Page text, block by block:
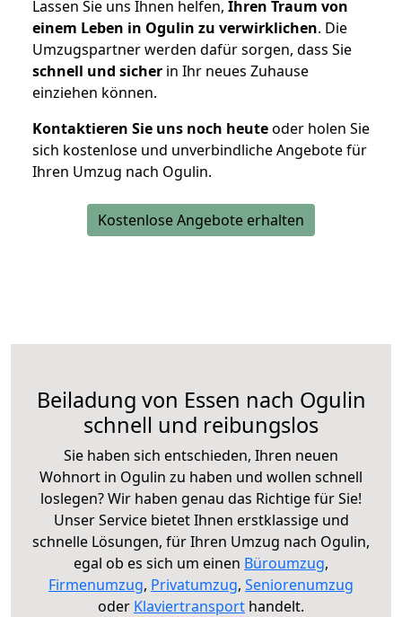
Lassen Sie uns Ihnen helfen, Ihren Traum von
einem Leben in Ogulin zu verwirklichen. Die
Umzugspartner werden dafür sorgen, dass Sie
schnell und sicher in Ihr neues Zuhause
einziehen können.
Kontaktieren Sie uns noch heuteoder holen Sie
sich kostenlose und unverbindliche Angebote für
Ihren Umzug nach Ogulin.
Kostenlose Angebote erhalten
Beiladung von Essen nach Ogulin
schnell und reibungslos
Sie haben sich entschieden, Ihren neuen
Wohnort in Ogulin zu haben und wollen schnell
loslegen? Wir haben genau das Richtige für Sie!
Unser Service bietet Ihnen erstklassige und
schnelle Lösungen, für Ihren Umzug nach Ogulin,
egal ob es sich um einen Büroumzug,
Firmenumzug, Privatumzug, Seniorenumzug
oder Klaviertransport handelt.